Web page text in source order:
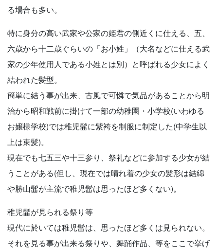
る場合も多い。
特に身分の高い武家や公家の姫君の側近くに仕える、五、
六歳から十二歳ぐらいの「お小姓」（大名などに仕える武
家の少年使用人である小姓とは別）と呼ばれる少女によく
結われた髪型。
簡単に結う事が出来、古風で可憐で気品があることから明
治から昭和戦前に掛けて一部の幼稚園・小学校(いわゆる
お嬢様学校)では稚児髷に紫袴を制服に制定した(中学生以
上は束髪)。
現在でも七五三や十三参り、祭礼などに参加する少女が結
うことがある(但し、現在では晴れ着の少女の髪形は結綿
や勝山髷が主流で稚児髷は思ったほど多くない)。
稚児髷が見られる祭り等
現代に於いては稚児髷は、思ったほど多くは見られない。
それを見る事が出来る祭りや、舞踊作品、等をここで挙げ